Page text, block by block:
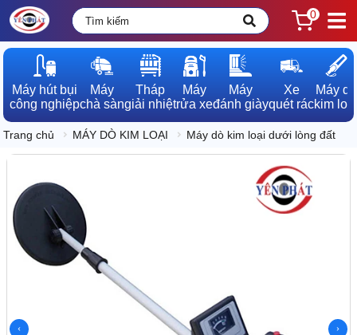
0
Máy hút bụi
công nghiệp
Máy
chà sàn
Tháp
giải nhiệt
Máy
rửa xe
Máy
đánh giày
Xe
quét rác
Máy dò
kim loại
Trang chủ MÁY DÒ KIM LOẠI Máy dò kim loại dưới lòng đất